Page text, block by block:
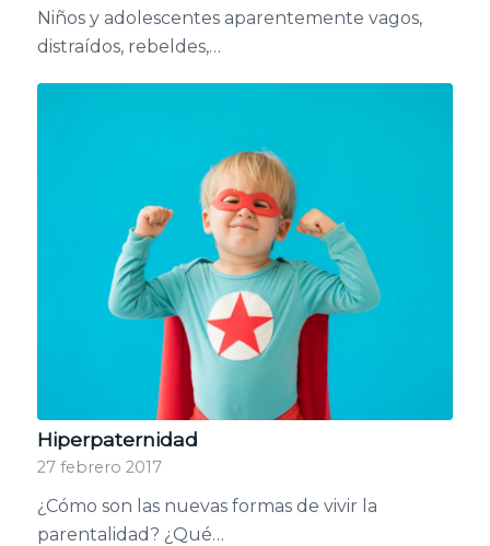
Niños y adolescentes aparentemente vagos,
distraídos, rebeldes,…
Hiperpaternidad
27 febrero 2017
¿Cómo son las nuevas formas de vivir la
parentalidad? ¿Qué…